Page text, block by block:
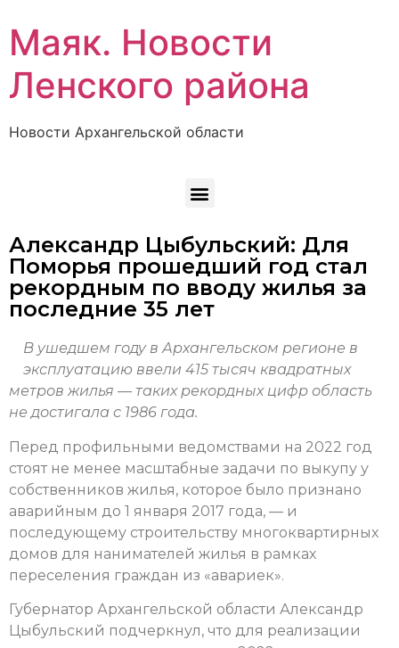
Маяк. Новости
Ленского района
Новости Архангельской области
Александр Цыбульский: Для
Поморья прошедший год стал
рекордным по вводу жилья за
последние 35 лет
В ушедшем году в Архангельском регионе в
эксплуатацию ввели 415 тысяч квадратных
метров жилья — таких рекордных цифр область
не достигала с 1986 года.
Перед профильными ведомствами на 2022 год
стоят не менее масштабные задачи по выкупу у
собственников жилья, которое было признано
аварийным до 1 января 2017 года, — и
последующему строительству многоквартирных
домов для нанимателей жилья в рамках
переселения граждан из «авариек».
Губернатор Архангельской области Александр
Цыбульский подчеркнул, что для реализации